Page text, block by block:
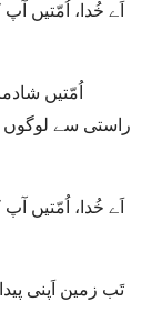
راستی سے لوگوں